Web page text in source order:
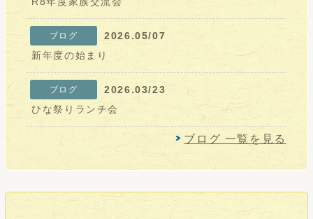
ブログ
2026.05/07
新年度の始まり
ブログ
2026.03/23
ひな祭りランチ会
ブログ 一覧を見る